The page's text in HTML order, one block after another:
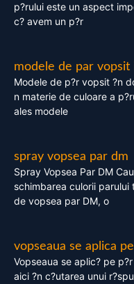
p?rului este un aspect
c? avem un p?r
modele de par vopsit
Modele de p?r vopsit ?n
n materie de culoare a
ales modele
spray vopsea par dm
Spray Vopsea Par DM
schimbarea culorii parului
de vopsea par DM, o
vopseaua se aplica
Vopseaua se aplic? pe
aici ?n c?utarea unui